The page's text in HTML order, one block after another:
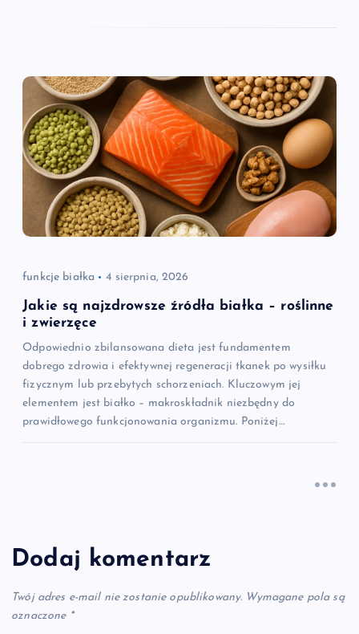
funkcje białka 4 sierpnia, 2026
Jakie są najzdrowsze źródła białka – roślinne
i zwierzęce
Odpowiednio zbilansowana dieta jest fundamentem
dobrego zdrowia i efektywnej regeneracji tkanek po wysiłku
fizycznym lub przebytych schorzeniach. Kluczowym jej
elementem jest białko – makroskładnik niezbędny do
prawidłowego funkcjonowania organizmu. Poniżej…
Dodaj komentarz
Twój adres e-mail nie zostanie opublikowany. Wymagane pola są
oznaczone *